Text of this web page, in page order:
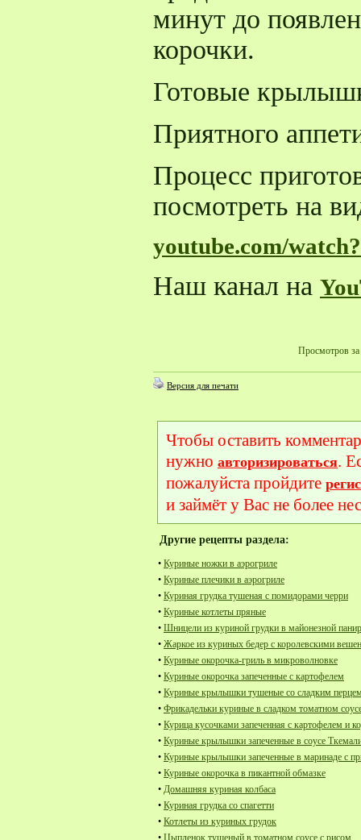
минут до
корочки.
Готовые
Приятного
Процесс
посмотреть на
youtube.com/
Наш канал на
Просмотров за
Версия для печати
Чтобы оставить
нужно авторизироваться.
пожалуйста пройдите
и займёт у Вас не более
Другие рецепты раздела:
• Куриные ножки в аэрогриле
• Куриные плечики в аэрогриле
• Куриная грудка тушеная с помидорами черри
• Куриные котлеты пряные
• Шницели из куриной грудки в майонезной
• Жаркое из куриных бедер с королевскими
• Куриные окорочка-гриль в микроволновке
• Куриные окорочка запеченные с картофелем
• Куриные крылышки тушеные со сладким
• Фрикадельки куриные в сладком томатном
• Курица кусочками запеченная с картофелем и
• Куриные крылышки запеченные в соусе
• Куриные крылышки запеченные в маринаде с
• Куриные окорочка в пикантной обмазке
• Домашняя куриная колбаса
• Куриная грудка со спагетти
• Котлеты из куриных грудок
• Цыпленок тушеный в томатном соусе с рисом